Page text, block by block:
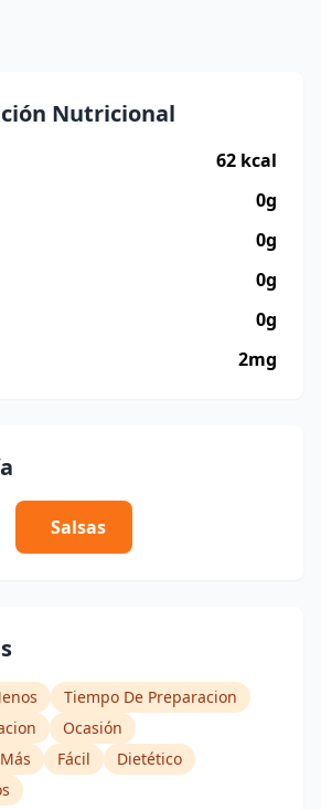
Nutricional
62 kcal
0g
0g
0g
0g
2mg
Salsas
Tiempo De Preparacion
Ocasión
Fácil
Dietético